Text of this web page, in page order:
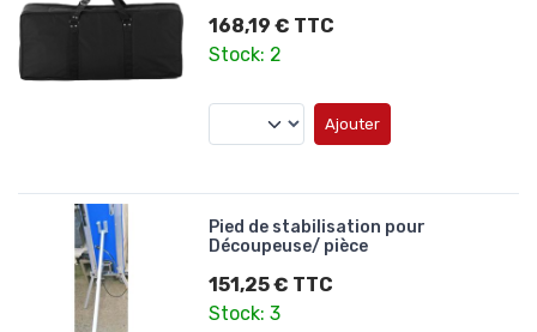
168,19 € TTC
Stock: 2
Ajouter
Pied de stabilisation pour
Découpeuse/ pièce
151,25 € TTC
Stock: 3